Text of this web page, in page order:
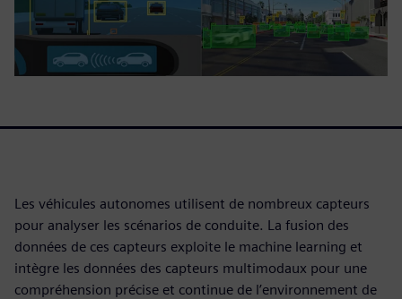
Les véhicules autonomes utilisent de nombreux capteurs
pour analyser les scénarios de conduite. La fusion des
données de ces capteurs exploite le machine learning et
intègre les données des capteurs multimodaux pour une
compréhension précise et continue de l’environnement de